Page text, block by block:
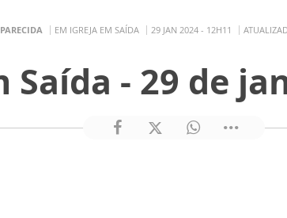
EM IGREJA EM SAÍDA 29 JAN 2024 - 12H11
Saída - 29 de